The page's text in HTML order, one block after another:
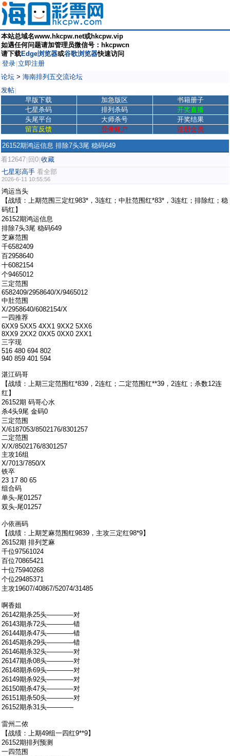
本站总域名www.hkcpw.net或hkcpw.vip
如遇任何问题请加管理员微信号：hkcpwcn
请下载Edge浏览器或谷歌浏览器快速访问
登录 立即注册
论坛 > 海南排列五交流论坛
发帖
早版下载 加急版区
书籍册子
七星杀码
排列杀码
开奖直播
头尾平台
大师杀号
开奖结果
留言反馈
登录账户 注册会员
26152期鸿运信息 排除7头3尾 稳码649
看12647 回0 收藏
七星彩高手 看全部
2026-6-11 10:55:56
鸿运当头
【战绩：上期范围三定红983*，3连红；中肚范围红*83*，3连红；排除红；稳
码红】
26152期鸿运信息
排除7头3尾 稳码649
芝麻范围
千6582409
百2958640
十6082154
个9465012
三定范围
6582409/2958640/X/9465012
中肚范围
X/2958640/6082154/X
一四推荐
6XX9 5XX5 4XX1 9XX2 5XX6
8XX9 2XX2 0XX5 0XX0 2XX1
三字现
516 480 694 802
940 859 401 594
湛江码哥
【战绩：上期三定范围红*839，2连红；二定范围红**39，2连红；杀数12连
红】
26152期 码哥心水
杀4头9尾 金码0
三定范围
X/6187053/8502176/8301257
二定范围
X/X/8502176/8301257
主攻16组
X/7013/7850/X
铁卒
23 17 80 65
组合码
单头-尾01257
双头-尾01257
小依画码
【战绩：上期芝麻范围红9839，主攻三定红98*9】
26152期 排列芝麻
千位97561024
百位70865421
十位75940268
个位29485371
主攻19607/40867/52074/31485
啊香姐
26142期杀25头――――对
26143期杀72头――――错
26144期杀47头――――错
26145期杀29头――――错
26146期杀32头――――对
26147期杀08头――――对
26148期杀69头――――对
26149期杀92头――――对
26150期杀47头――――对
26151期杀50头――――对
26152期杀31头――――
雷州二侬
【战绩：上期49组一四红9**9】
26152期排列预测
一四范围